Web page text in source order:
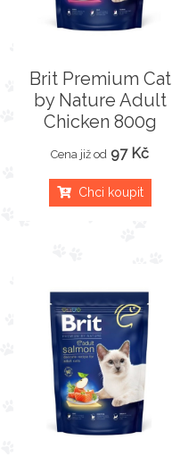
Brit Premium Cat
by Nature Adult
Chicken 800g
Cena již od 97 Kč
Chci koupit